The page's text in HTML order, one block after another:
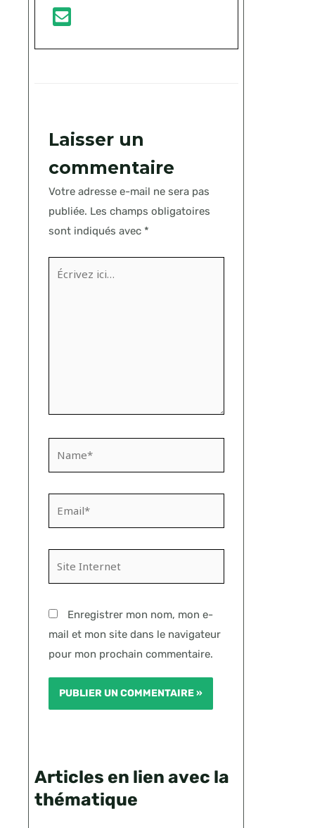
Laisser un
commentaire
Votre adresse e-mail ne sera pas
publiée. Les champs obligatoires
sont indiqués avec *
Écrivez
Enregistrer mon nom, mon e-
mail et mon site dans le navigateur
pour mon prochain commentaire.
Articles en lien avec la
thématique